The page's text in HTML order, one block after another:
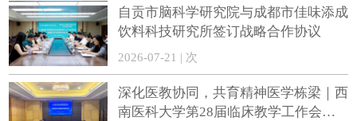
自贡市脑科学研究院与成都市佳味添成
饮料科技研究所签订战略合作协议
2026-07-21 | 次
深化医教协同，共育精神医学栋梁｜西
南医科大学第28届临床教学工作会精